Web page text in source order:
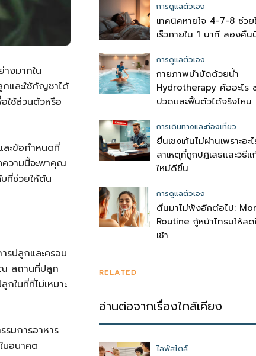
งมากใน
กและใช้กัญชาได้
ใช้ส่วนตัวหรือ
ละข้อกำหนดที่
วามนี้จะพาคุณ
ที่ช่วยให้ต้น
รปลูกและครอบ
สถานที่ปลูก
ในที่ที่ไม่เหมาะ
มการอาหาร
นอนาคต
การดูแลตัวเอง
เทคนิคหายใจ 4-7-8 ช่วย
เร็วภายใน 1 นาที ลองคืน
การดูแลตัวเอง
กายภาพบำบัดด้วยน้ำ
Hydrotherapy คืออะไร
ปวดและฟื้นตัวได้จริงไหม
การเดินทางและท่องเที่ยว
ยื่นเชงเก้นไม่ผ่านเพราะอะไ
สาเหตุที่ถูกปฏิเสธและวิธีแ
ใหม่ดีขึ้น
การดูแลตัวเอง
ตื่นมาไม่พังอีกต่อไป:
Routine กู้หน้าโทรมให้ส
เช้า
RELATED
อ่านต่อจากเรื่องใกล้เคียง
ไลฟ์สไตล์